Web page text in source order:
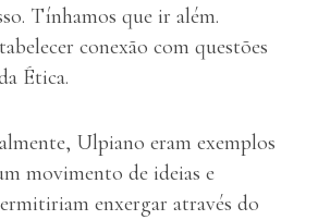
Tínhamos que ir além.
conexão com questões
Ética.
Ulpiano eram exemplos
movimento de ideias e
enxergar através do